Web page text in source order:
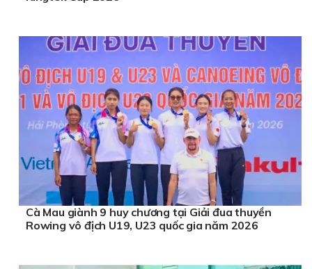
Cà Mau giành 9 huy chương tại Giải đua thuyền
Rowing vô địch U19, U23 quốc gia năm 2026